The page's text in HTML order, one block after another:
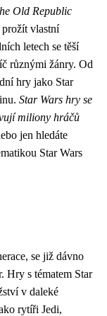
Old Republic
prožít vlastní
letech se těší
různými žánry. Od
hry jako Star
Star Wars hry se
miliony hráčů
jen hledáte
Star Wars
se již dávno
Hry s tématem Star
v daleké
rytíři Jedi,